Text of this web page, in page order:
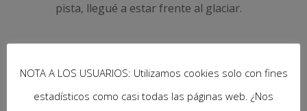
pista, llegué a estar frente al glaciar.
lengua glaciar, su laguna, los
NOTA A LOS USUARIOS: Utilizamos cookies solo con fines
estadísticos como casi todas las páginas web. ¿Nos